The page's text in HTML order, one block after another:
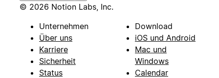
© 2026 Notion Labs, Inc.
Unternehmen
Über uns
Karriere
Sicherheit
Status
Download
iOS und Android
Mac und
Windows
Calendar